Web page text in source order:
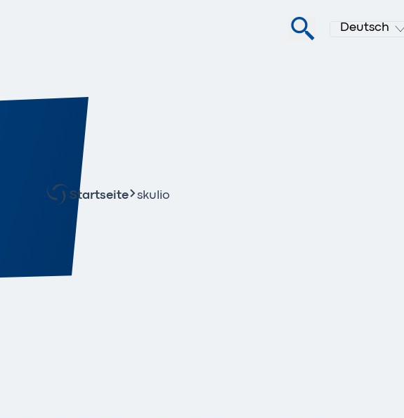
Deutsch
Startseite skulio